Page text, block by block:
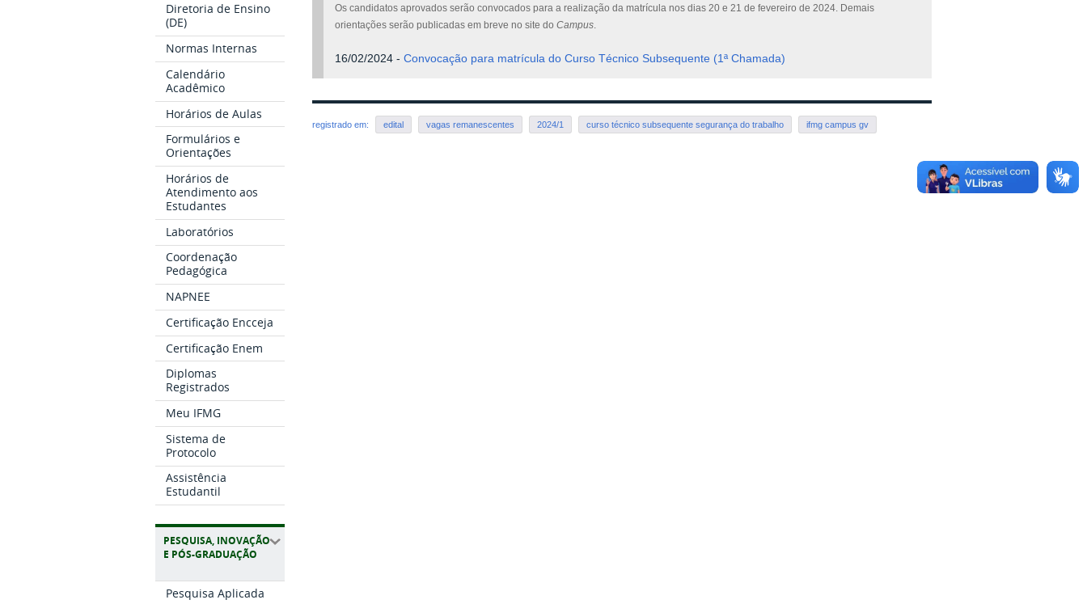
Diretoria de Ensino
(DE)
Normas Internas
Calendário
Acadêmico
Horários de Aulas
Formulários e
Orientações
Horários de
Atendimento aos
Estudantes
Laboratórios
Coordenação
Pedagógica
NAPNEE
Certificação Encceja
Certificação Enem
Diplomas
Registrados
Meu IFMG
Sistema de
Protocolo
Assistência
Estudantil
PESQUISA, INOVAÇÃO
E PÓS-GRADUAÇÃO
Pesquisa Aplicada
Os candidatos aprovados serão convocados para a realização da matrícula nos dias 20 e 21 de fevereiro de 2024. Demais
orientações serão publicadas em breve no site do Campus.
16/02/2024 - Convocação para matrícula do Curso Técnico Subsequente (1ª Chamada)
registrado em: edital vagas remanescentes 2024/1 curso técnico subsequente segurança do trabalho ifmg campus gv